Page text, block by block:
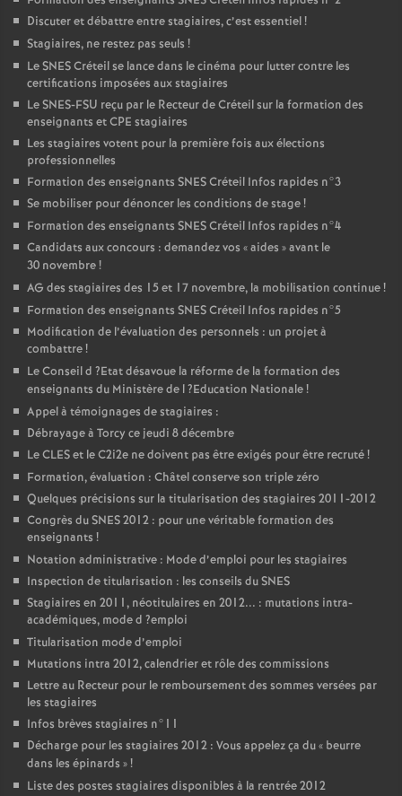
Discuter et débattre entre stagiaires, c’est essentiel!
Stagiaires, ne restez pas seuls !
LeSNESCréteil se lance dans le cinéma pour lutter contre les
certifications imposées aux stagiaires
LeSNES-FSU reçu par le Recteur de Créteil sur la formation des
enseignants etCPE stagiaires
Les stagiaires votent pour la première fois aux élections
professionnelles
Formation des enseignants SNESCréteil Infos rapides n°3
Se mobiliser pour dénoncer les conditions de stage!
Formation des enseignants SNESCréteil Infos rapides n°4
Candidats aux concours : demandez vos «aides » avant le
30 novembre!
AG des stagiaires des 15 et 17 novembre, la mobilisation continue!
Formation des enseignants SNESCréteil Infos rapides n°5
Modification de l’évaluation des personnels : un projet à
combattre!
Le Conseil d ?Etat désavoue la réforme de la formation des
enseignants du Ministère de l?Education Nationale!
Appel à témoignages de stagiaires :
Débrayage à Torcy ce jeudi 8 décembre
LeCLESet le C2i2e ne doivent pas être exigés pour être recruté!
Formation, évaluation : Châtel conserve son triple zéro
Quelques précisions sur la titularisation des stagiaires 2011-2012
Congrès duSNES2012 : pour une véritable formation des
enseignants !
Notation administrative : Mode d’emploi pour les stagiaires
Inspection de titularisation : les conseils duSNES
Stagiaires en 2011, néotitulaires en 2012... : mutations intra-
académiques, mode d ?emploi
Titularisation mode d’emploi
Mutations intra 2012, calendrier et rôle des commissions
Lettre au Recteur pour le remboursement des sommes versées par
les stagiaires
Infos brèves stagiaires n°11
Décharge pour les stagiaires 2012 : Vous appelez ça du « beurre
dans les épinards »!
Liste des postes stagiaires disponibles à la rentrée 2012